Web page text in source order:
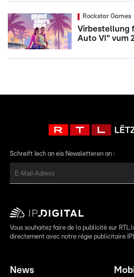
Rockstar Games
Virbestellung
Auto VI" vum
Schreift Iech an eis Newsletteren an :
Vous souhaitez faire de la publicité sur
directement avec notre régie publicitaire
News